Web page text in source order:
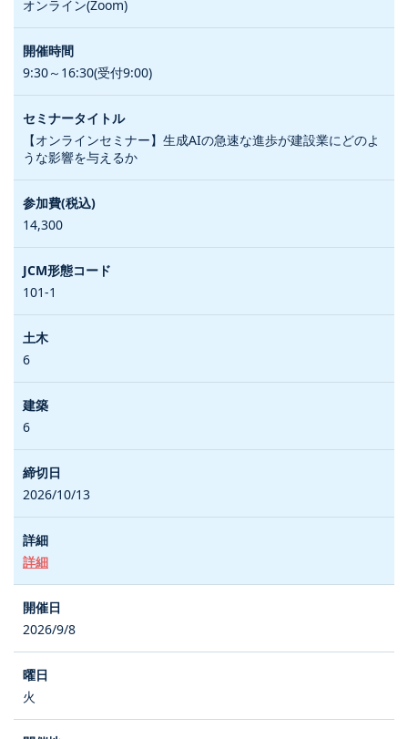
オンライン(Zoom)
9:30～16:30(受付9:00)
【オンラインセミナー】生成AIの急速な進歩が建設業にどのよ
うな影響を与えるか
14,300
101-1
6
6
2026/10/13
詳細
2026/9/8
火